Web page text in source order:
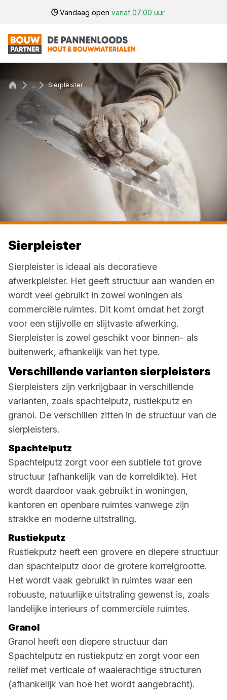
Vandaag open vanaf 07:00 uur
... Sierpleister
Sierpleister
Sierpleister is ideaal als decoratieve
afwerkpleister. Het geeft structuur aan wanden en
wordt veel gebruikt in zowel woningen als
commerciële ruimtes. Dit komt omdat het zorgt
voor een stijlvolle en slijtvaste afwerking.
Sierpleister is zowel geschikt voor binnen- als
buitenwerk, afhankelijk van het type.
Verschillende varianten sierpleisters
Sierpleisters zijn verkrijgbaar in verschillende
varianten, zoals spachtelputz, rustiekputz en
granol. De verschillen zitten in de structuur van de
sierpleisters.
Spachtelputz
Spachtelputz zorgt voor een subtiele tot grove
structuur (afhankelijk van de korreldikte). Het
wordt daardoor vaak gebruikt in woningen,
kantoren en openbare ruimtes vanwege zijn
strakke en moderne uitstraling.
Rustiekputz
Rustiekputz heeft een grovere en diepere structuur
dan spachtelputz door de grotere korrelgrootte.
Het wordt vaak gebruikt in ruimtes waar een
robuuste, natuurlijke uitstraling gewenst is, zoals
landelijke interieurs of commerciële ruimtes.
Granol
Granol heeft een diepere structuur dan
Spachtelputz en rustiekputz en zorgt voor een
reliëf met verticale of waaierachtige structuren
(afhankelijk van hoe het wordt aangebracht).